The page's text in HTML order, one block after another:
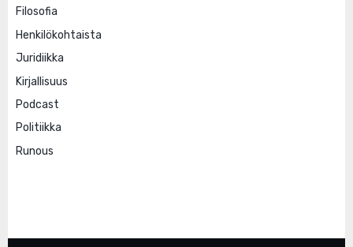
Filosofia
Henkilökohtaista
Juridiikka
Kirjallisuus
Podcast
Politiikka
Runous